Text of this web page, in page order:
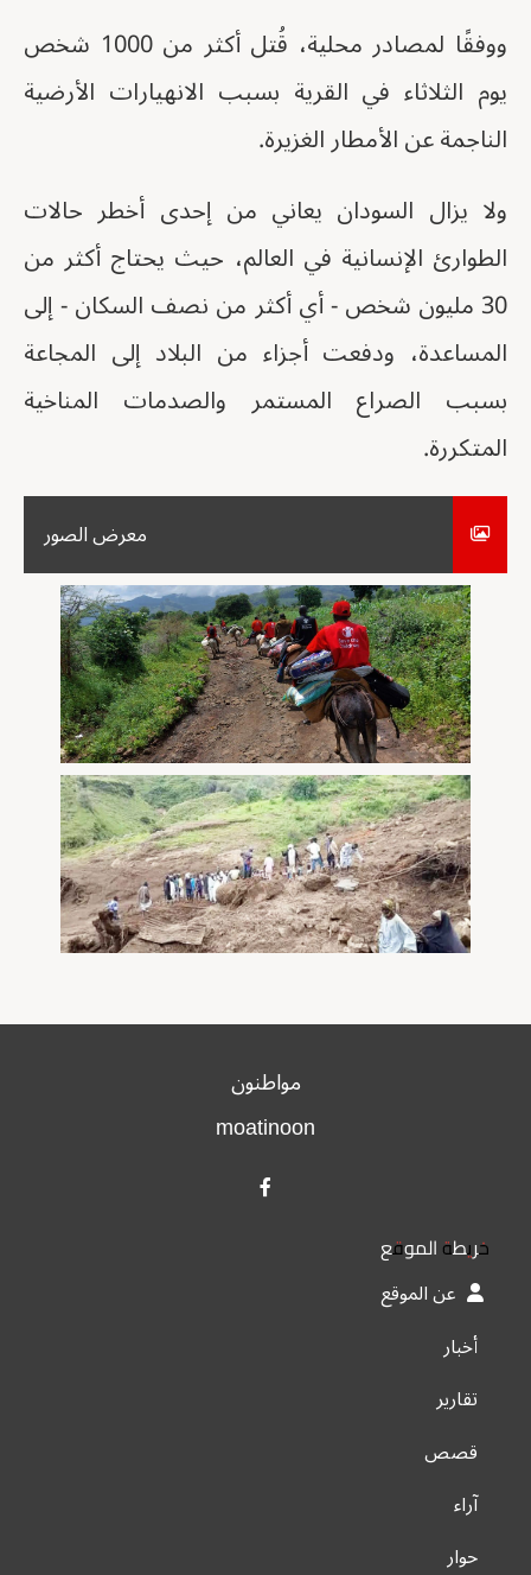
ووفقًا لمصادر محلية، قُتل أكثر من 1000 شخص
يوم الثلاثاء في القرية بسبب الانهيارات الأرضية
الناجمة عن الأمطار الغزيرة.
ولا يزال السودان يعاني من إحدى أخطر حالات
الطوارئ الإنسانية في العالم، حيث يحتاج أكثر من
30 مليون شخص - أي أكثر من نصف السكان - إلى
المساعدة، ودفعت أجزاء من البلاد إلى المجاعة
بسبب الصراع المستمر والصدمات المناخية
المتكررة.
معرض الصور
مواطنون
moatinoon
خريطة الموقع
عن الموقع
أخبار
تقارير
قصص
آراء
حوار